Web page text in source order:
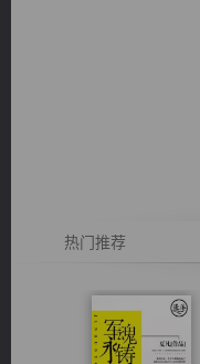
热门推荐